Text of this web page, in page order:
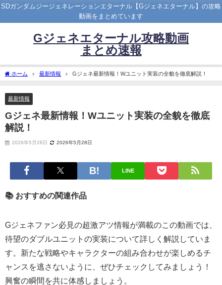
SDガンダムジージェネレーションエターナル【Gジェネエターナル】の攻略
動画をまとめています
Gジェネエターナル攻略動画
まとめ速報
ホーム 最新情報 Gジェネ最新情報！Wユニット実装の全貌を徹底解説！
最新情報
Gジェネ最新情報！Wユニット実装の全貌を徹底
解説！
2026年5月28日 2026年5月28日
LINE
📚 おすすめの関連作品
Gジェネファン必見の超激アツ情報が満載のこの動画では、
待望のダブルユニットの実装について詳しく解説していま
す。新たな戦略やキャラクターの組み合わせが楽しめるチ
ャンスを逃さないように、ぜひチェックしてみましょう！
興奮の瞬間を共に体感しましょう。